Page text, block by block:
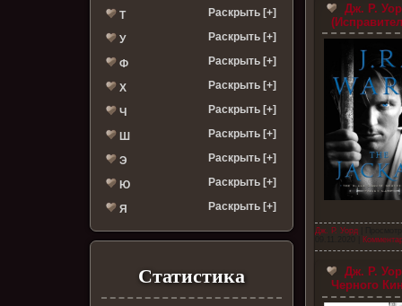
Т Раскрыть [+]
У Раскрыть [+]
Ф Раскрыть [+]
Х Раскрыть [+]
Ч Раскрыть [+]
Ш Раскрыть [+]
Э Раскрыть [+]
Ю Раскрыть [+]
Я Раскрыть [+]
Статистика
Дж. Р.
Дж. Р. Уорд
Дж. Р.
Черного